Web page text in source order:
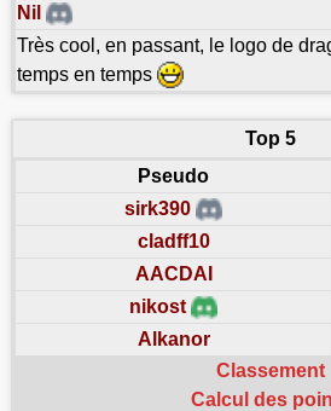
Nil
Très cool, en passant, le logo de
temps en temps
Top 5
Pseudo
sirk390
cladff10
AACDAI
nikost
Alkanor
Classement
Calcul des